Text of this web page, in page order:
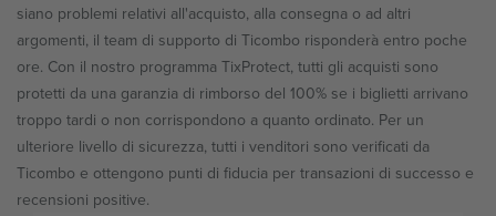
siano problemi relativi all'acquisto, alla consegna o ad altri
argomenti, il team di supporto di Ticombo risponderà entro poche
ore. Con il nostro programma TixProtect, tutti gli acquisti sono
protetti da una garanzia di rimborso del 100% se i biglietti arrivano
troppo tardi o non corrispondono a quanto ordinato. Per un
ulteriore livello di sicurezza, tutti i venditori sono verificati da
Ticombo e ottengono punti di fiducia per transazioni di successo e
recensioni positive.